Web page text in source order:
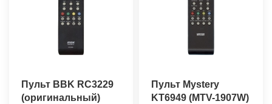
Пульт BBK RC3229
(оригинальный)
Пульт Mystery
KT6949 (MTV-1907W)